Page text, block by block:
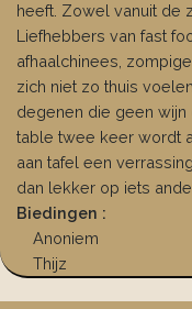
heeft. Zowel vanuit de
Liefhebbers van fast
afhaalchinees,
zich niet zo thuis
degenen die geen wijn
table twee keer wordt
aan tafel een
dan lekker op iets
Biedingen :
Anoniem
Thijz